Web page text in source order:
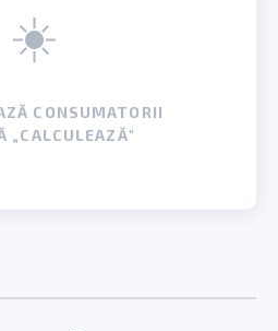
☀️
CONSUMATORII
„CALCULEAZĂ"